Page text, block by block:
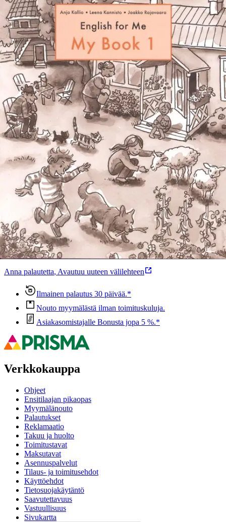
Tarkista myymäläsaatavuus
Ei saatavilla
Tuotekuvaus
English for Me -oppikirjaan liittyvä harjoituskirja 1.
Ominaisuudet
Oletko tyytyväinen tuotetietoihin?
Ovatko tuotetiedot riittävät? Jos tuotetiedoissa on puutteita tai niitä
voisi muuten parantaa, anna palautetta.
Anna palautetta, Avautuu uuteen välilehteen
Ilmainen palautus 30 päivää.*
Nouto myymälästä ilman toimituskuluja.
Asiakasomistajalle Bonusta jopa 5 %.*
Verkkokauppa
Ohjeet
Ensitilaajan pikaopas
Myymälänouto
Palautukset
Reklamaatio
Takuu ja huolto
Toimitustavat
Maksutavat
Asennuspalvelut
Tilaus- ja toimitusehdot
Käyttöehdot
Tietosuojakäytäntö
Saavutettavuus
Vastuullisuus
Sivukartta